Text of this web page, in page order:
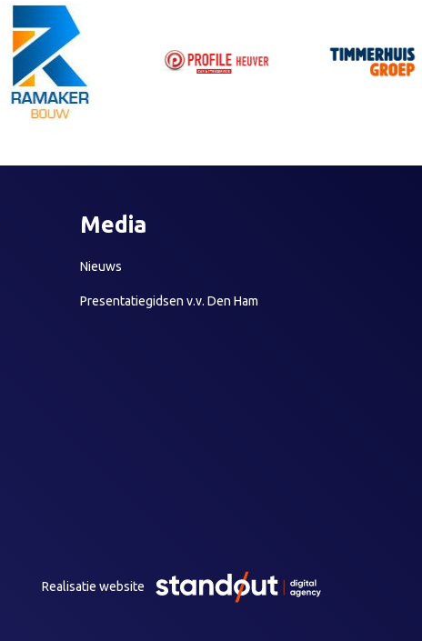
Media
Nieuws
Presentatiegidsen v.v. Den Ham
Realisatie website